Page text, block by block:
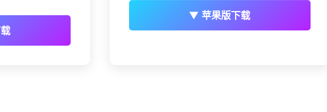
▼ 苹果版下载